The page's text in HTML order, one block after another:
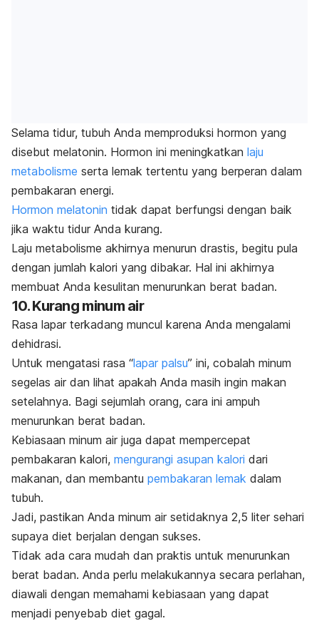
Selama tidur, tubuh Anda memproduksi hormon yang
disebut melatonin. Hormon ini meningkatkan laju
metabolisme serta lemak tertentu yang berperan dalam
pembakaran energi.
Hormon melatonin tidak dapat berfungsi dengan baik
jika waktu tidur Anda kurang.
Laju metabolisme akhirnya menurun drastis, begitu pula
dengan jumlah kalori yang dibakar. Hal ini akhirnya
membuat Anda kesulitan menurunkan berat badan.
10. Kurang minum air
Rasa lapar terkadang muncul karena Anda mengalami
dehidrasi.
Untuk mengatasi rasa “lapar palsu” ini, cobalah minum
segelas air dan lihat apakah Anda masih ingin makan
setelahnya. Bagi sejumlah orang, cara ini ampuh
menurunkan berat badan.
Kebiasaan minum air juga dapat mempercepat
pembakaran kalori, mengurangi asupan kalori dari
makanan, dan membantu pembakaran lemak dalam
tubuh.
Jadi, pastikan Anda minum air setidaknya 2,5 liter sehari
supaya diet berjalan dengan sukses.
Tidak ada cara mudah dan praktis untuk menurunkan
berat badan. Anda perlu melakukannya secara perlahan,
diawali dengan memahami kebiasaan yang dapat
menjadi penyebab diet gagal.